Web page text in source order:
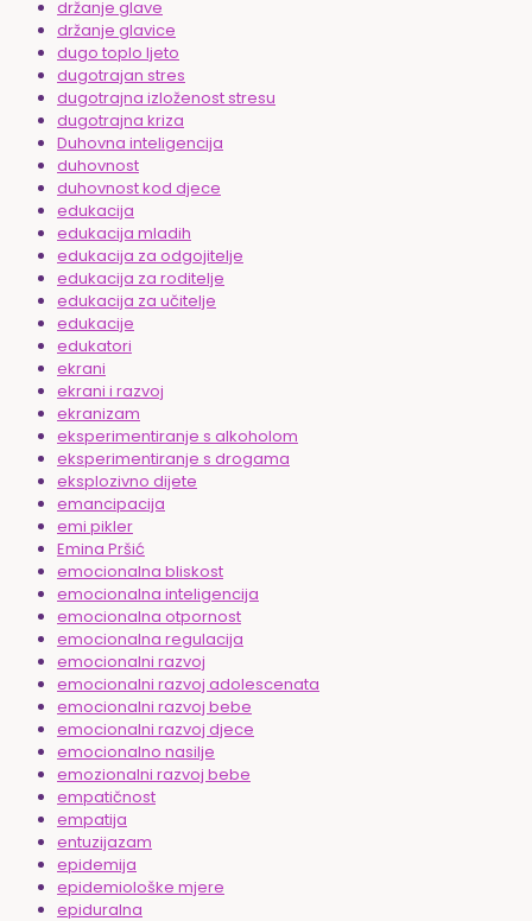
držanje glave
držanje glavice
dugo toplo ljeto
dugotrajan stres
dugotrajna izloženost stresu
dugotrajna kriza
Duhovna inteligencija
duhovnost
duhovnost kod djece
edukacija
edukacija mladih
edukacija za odgojitelje
edukacija za roditelje
edukacija za učitelje
edukacije
edukatori
ekrani
ekrani i razvoj
ekranizam
eksperimentiranje s alkoholom
eksperimentiranje s drogama
eksplozivno dijete
emancipacija
emi pikler
Emina Pršić
emocionalna bliskost
emocionalna inteligencija
emocionalna otpornost
emocionalna regulacija
emocionalni razvoj
emocionalni razvoj adolescenata
emocionalni razvoj bebe
emocionalni razvoj djece
emocionalno nasilje
emozionalni razvoj bebe
empatičnost
empatija
entuzijazam
epidemija
epidemiološke mjere
epiduralna